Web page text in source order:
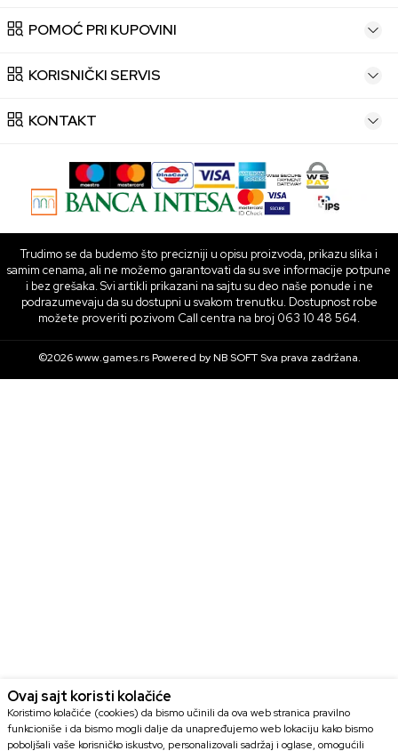
POMOĆ PRI KUPOVINI
KORISNIČKI SERVIS
KONTAKT
Trudimo se da budemo što precizniji u opisu proizvoda, prikazu slika i
samim cenama, ali ne možemo garantovati da su sve informacije potpune
i bez grešaka. Svi artikli prikazani na sajtu su deo naše ponude i ne
podrazumevaju da su dostupni u svakom trenutku. Dostupnost robe
možete proveriti pozivom Call centra na broj 063 10 48 564.
©2026www.games.rs Powered byNB SOFTSva prava zadržana.
Ovaj sajt koristi kolačiće
Koristimo kolačiće (cookies) da bismo učinili da ova web stranica pravilno
funkcioniše i da bismo mogli dalje da unapređujemo web lokaciju kako bismo
poboljšali vaše korisničko iskustvo, personalizovali sadržaj i oglase, omogućili